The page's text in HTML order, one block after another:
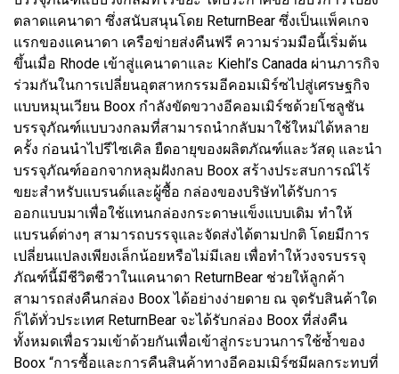
ตลาดแคนาดา ซึ่งสนับสนุนโดย ReturnBear ซึ่งเป็นแพ็คเกจ
แรกของแคนาดา เครือข่ายส่งคืนฟรี ความร่วมมือนี้เริ่มต้น
ขึ้นเมื่อ Rhode เข้าสู่แคนาดาและ Kiehl’s Canada ผ่านภารกิจ
ร่วมกันในการเปลี่ยนอุตสาหกรรมอีคอมเมิร์ซไปสู่เศรษฐกิจ
แบบหมุนเวียน Boox กำลังขัดขวางอีคอมเมิร์ซด้วยโซลูชัน
บรรจุภัณฑ์แบบวงกลมที่สามารถนำกลับมาใช้ใหม่ได้หลาย
ครั้ง ก่อนนำไปรีไซเคิล ยืดอายุของผลิตภัณฑ์และวัสดุ และนำ
บรรจุภัณฑ์ออกจากหลุมฝังกลบ Boox สร้างประสบการณ์ไร้
ขยะสำหรับแบรนด์และผู้ซื้อ กล่องของบริษัทได้รับการ
ออกแบบมาเพื่อใช้แทนกล่องกระดาษแข็งแบบเดิม ทำให้
แบรนด์ต่างๆ สามารถบรรจุและจัดส่งได้ตามปกติ โดยมีการ
เปลี่ยนแปลงเพียงเล็กน้อยหรือไม่มีเลย เพื่อทำให้วงจรบรรจุ
ภัณฑ์นี้มีชีวิตชีวาในแคนาดา ReturnBear ช่วยให้ลูกค้า
สามารถส่งคืนกล่อง Boox ได้อย่างง่ายดาย ณ จุดรับสินค้าใด
ก็ได้ทั่วประเทศ ReturnBear จะได้รับกล่อง Boox ที่ส่งคืน
ทั้งหมดเพื่อรวมเข้าด้วยกันเพื่อเข้าสู่กระบวนการใช้ซ้ำของ
Boox “การซื้อและการคืนสินค้าทางอีคอมเมิร์ซมีผลกระทบที่